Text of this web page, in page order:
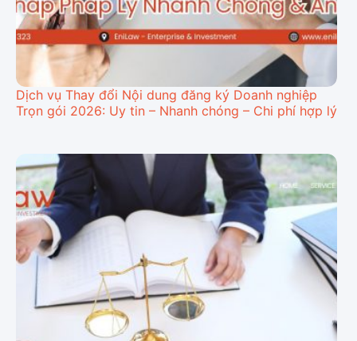
Dịch vụ Thay đổi Nội dung đăng ký Doanh nghiệp
Trọn gói 2026: Uy tin – Nhanh chóng – Chi phí hợp lý